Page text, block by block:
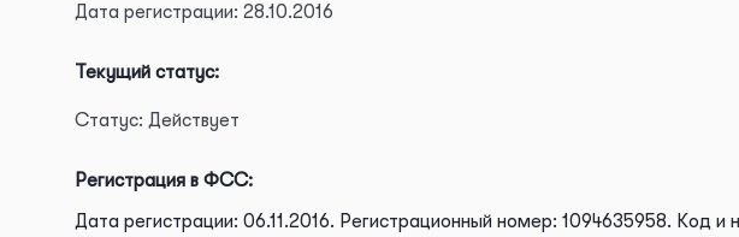
Дата регистрации: 28.10.2016
Текущий статус:
Статус: Действует
Регистрация в ФСС:
Дата регистрации: 06.11.2016. Регистрационный номер: 1094635958. Код и